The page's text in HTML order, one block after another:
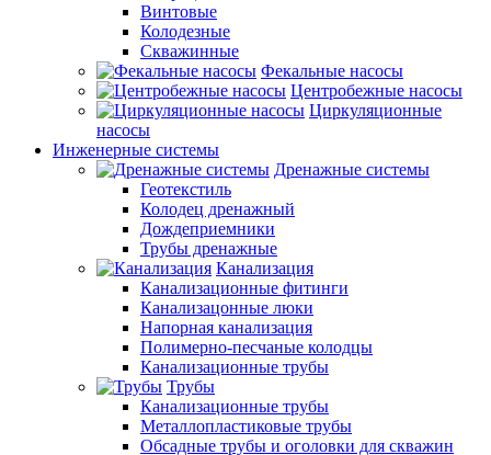
Винтовые
Колодезные
Скважинные
Фекальные насосы
Центробежные насосы
Циркуляционные
насосы
Инженерные системы
Дренажные системы
Геотекстиль
Колодец дренажный
Дождеприемники
Трубы дренажные
Канализация
Канализационные фитинги
Канализацонные люки
Напорная канализация
Полимерно-песчаные колодцы
Канализационные трубы
Трубы
Канализационные трубы
Металлопластиковые трубы
Обсадные трубы и оголовки для скважин